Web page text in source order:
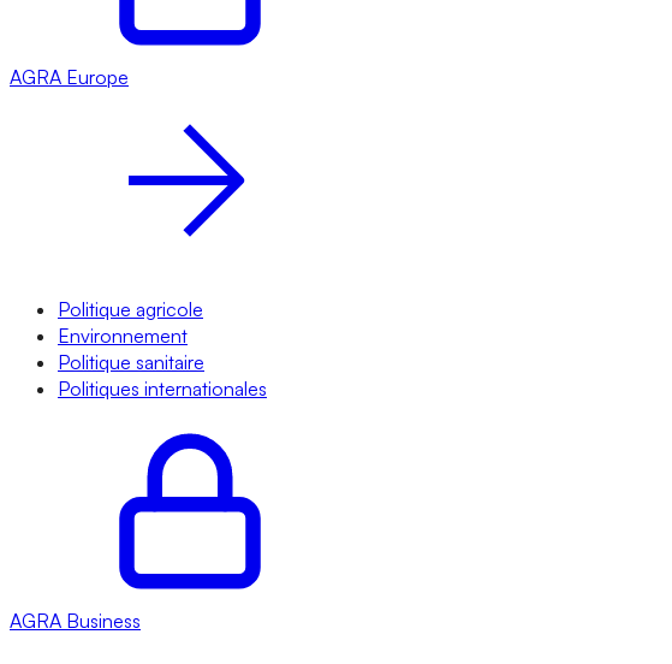
AGRA Europe
Politique agricole
Environnement
Politique sanitaire
Politiques internationales
AGRA Business